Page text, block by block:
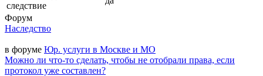
следствие
Форум
Наследство
в форуме Юр. услуги в Москве и МО
Можно ли что-то сделать, чтобы не отобрали права, если
протокол уже составлен?